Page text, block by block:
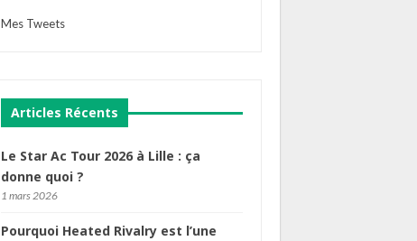
Mes Tweets
Articles Récents
Le Star Ac Tour 2026 à Lille : ça
donne quoi ?
1 mars 2026
Pourquoi Heated Rivalry est l’une